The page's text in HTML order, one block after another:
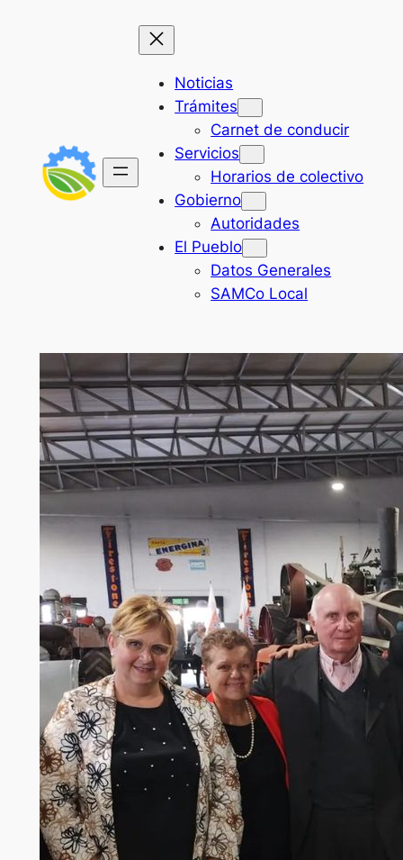
Noticias
Trámites
Carnet de conducir
Servicios
Horarios de colectivo
Gobierno
Autoridades
El Pueblo
Datos Generales
SAMCo Local